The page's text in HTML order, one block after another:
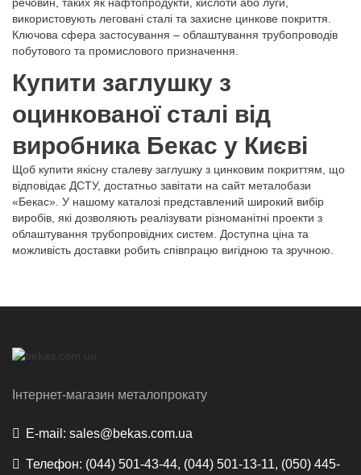
використовують леговані сталі та захисне цинкове покриття.
Ключова сфера застосування – облаштування трубопроводів
побутового та промислового призначення.
Купити заглушку з
оцинкованої сталі від
виробника Бекас у Києві
Щоб купити якісну сталеву заглушку з цинковим покриттям, що
відповідає ДСТУ, достатньо завітати на сайт металобази
«Бекас». У нашому каталозі представлений широкий вибір
виробів, які дозволяють реалізувати різноманітні проекти з
облаштування трубопровідних систем. Доступна ціна та
можливість доставки робить співпрацю вигідною та зручною.
Інтернет-магазин металопрокату
E-mail: sales@bekas.com.ua
Телефон: (044) 501-43-44, (044) 501-13-11, (050) 445-